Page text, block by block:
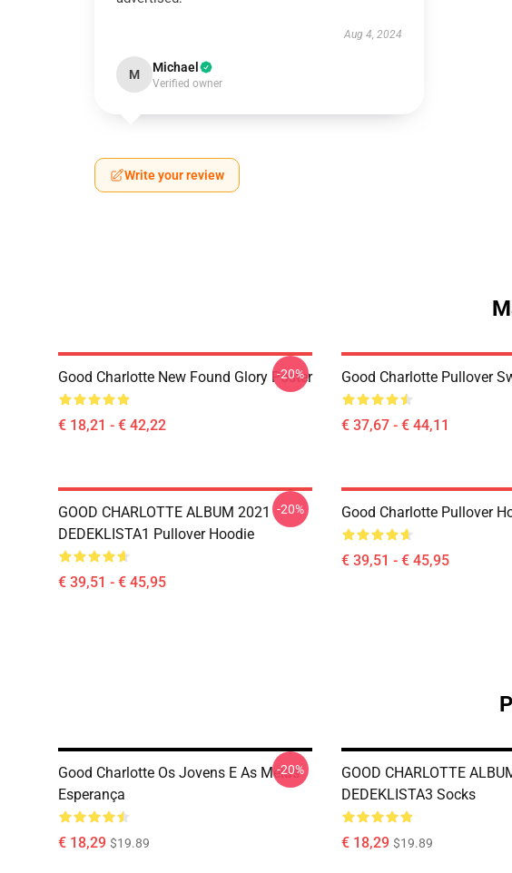
Aug 4, 2024
M Michael
Verified owner
Write your review
Good Charlotte New Found Glory Poster
€ 18,21 - € 42,22
-20% Good Charlotte Pullover
€ 37,67 - € 44,11
GOOD CHARLOTTE ALBUM 2021
DEDEKLISTA1 Pullover Hoodie
€ 39,51 - € 45,95
-20% Good Charlotte Pullover
€ 39,51 - € 45,95
Good Charlotte Os Jovens E As Meias
Esperança
€ 18,29 $19.89
-20%
GOOD CHARLOTTE
DEDEKLISTA3 Socks
€ 18,29 $19.89